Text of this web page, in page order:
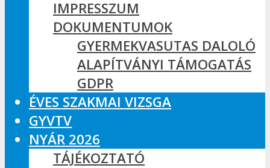
IMPRESSZUM
DOKUMENTUMOK
GYERMEKVASUTAS DALOLÓ
ALAPÍTVÁNYI TÁMOGATÁS
GDPR
ÉVES SZAKMAI VIZSGA
GYVTV
NYÁR 2026
TÁJÉKOZTATÓ